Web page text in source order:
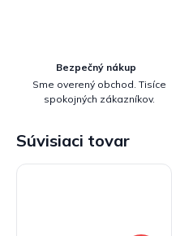
Bezpečný nákup
Sme overený obchod. Tisíce
spokojných zákazníkov.
Súvisiaci tovar